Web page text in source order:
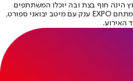
הינה חוף בצת ובה יוכלו המשתתפים
במרוץ והקהל הרחב ליהנות ממתחם EXPO ענק עם מיטב יבואני ספורט,
האירוע.